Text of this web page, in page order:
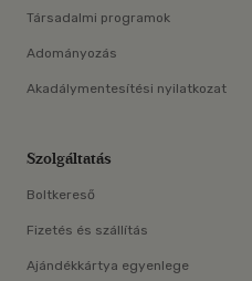
Társadalmi programok
Adományozás
Akadálymentesítési nyilatkozat
Szolgáltatás
Boltkereső
Fizetés és szállítás
Ajándékkártya egyenlege